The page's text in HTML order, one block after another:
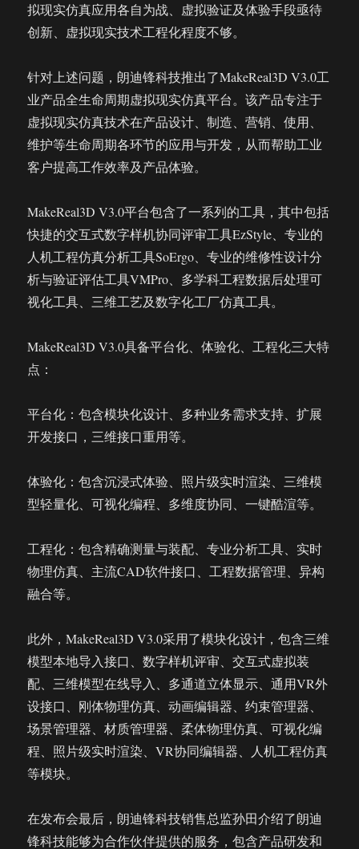
拟现实仿真应用各自为战、虚拟验证及体验手段亟待
创新、虚拟现实技术工程化程度不够。
针对上述问题，朗迪锋科技推出了MakeReal3D V3.0工
业产品全生命周期虚拟现实仿真平台。该产品专注于
虚拟现实仿真技术在产品设计、制造、营销、使用、
维护等生命周期各环节的应用与开发，从而帮助工业
客户提高工作效率及产品体验。
MakeReal3D V3.0平台包含了一系列的工具，其中包括
快捷的交互式数字样机协同评审工具EzStyle、专业的
人机工程仿真分析工具SoErgo、专业的维修性设计分
析与验证评估工具VMPro、多学科工程数据后处理可
视化工具、三维工艺及数字化工厂仿真工具。
MakeReal3D V3.0具备平台化、体验化、工程化三大特
点：
平台化：包含模块化设计、多种业务需求支持、扩展
开发接口，三维接口重用等。
体验化：包含沉浸式体验、照片级实时渲染、三维模
型轻量化、可视化编程、多维度协同、一键酷渲等。
工程化：包含精确测量与装配、专业分析工具、实时
物理仿真、主流CAD软件接口、工程数据管理、异构
融合等。
此外，MakeReal3D V3.0采用了模块化设计，包含三维
模型本地导入接口、数字样机评审、交互式虚拟装
配、三维模型在线导入、多通道立体显示、通用VR外
设接口、刚体物理仿真、动画编辑器、约束管理器、
场景管理器、材质管理器、柔体物理仿真、可视化编
程、照片级实时渲染、VR协同编辑器、人机工程仿真
等模块。
在发布会最后，朗迪锋科技销售总监孙田介绍了朗迪
锋科技能够为合作伙伴提供的服务，包含产品研发和